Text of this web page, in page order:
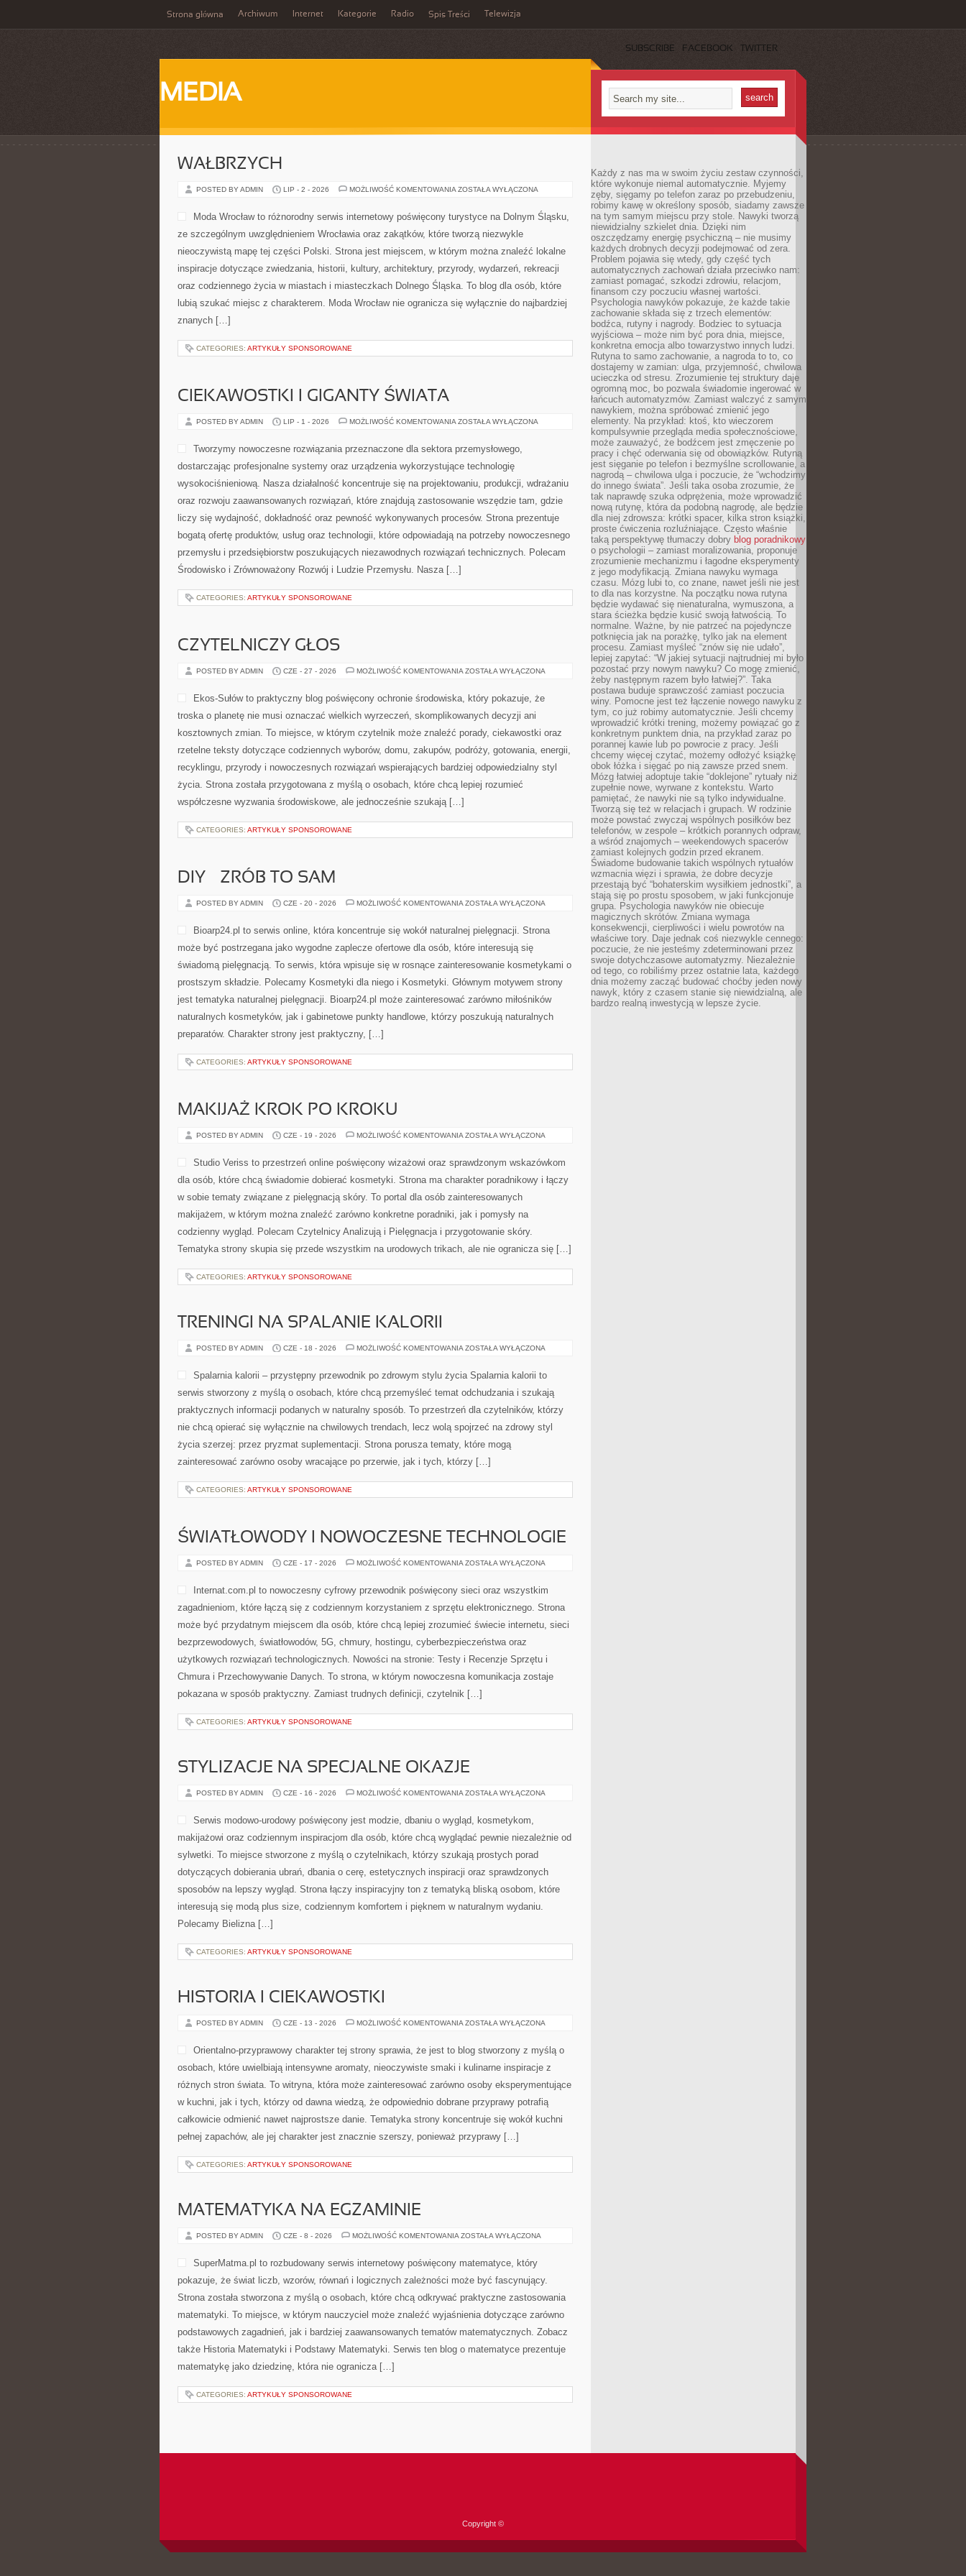
Strona główna Archiwum Internet Kategorie Radio Spis Treści Telewizja
SUBSCRIBE FACEBOOK TWITTER
MEDIA
WAŁBRZYCH
POSTED BY ADMIN LIP - 2 - 2026 MOŻLIWOŚĆ KOMENTOWANIA WAŁBRZYCH
ZOSTAŁA WYŁĄCZONA
Moda Wrocław to różnorodny serwis internetowy poświęcony turystyce na Dolnym Śląsku,
ze szczególnym uwzględnieniem Wrocławia oraz zakątków, które tworzą niezwykle
nieoczywistą mapę tej części Polski. Strona jest miejscem, w którym można znaleźć lokalne
inspiracje dotyczące zwiedzania, historii, kultury, architektury, przyrody, wydarzeń, rekreacji
oraz codziennego życia w miastach i miasteczkach Dolnego Śląska. To blog dla osób, które
lubią szukać miejsc z charakterem. Moda Wrocław nie ogranicza się wyłącznie do najbardziej
znanych […]
CATEGORIES: ARTYKUŁY SPONSOROWANE
CIEKAWOSTKI I GIGANTY ŚWIATA
POSTED BY ADMIN LIP - 1 - 2026 MOŻLIWOŚĆ KOMENTOWANIA CIEKAWOSTKI
ZOSTAŁA WYŁĄCZONA
Tworzymy nowoczesne rozwiązania przeznaczone dla sektora przemysłowego,
dostarczając profesjonalne systemy oraz urządzenia wykorzystujące technologię
wysokociśnieniową. Nasza działalność koncentruje się na projektowaniu, produkcji, wdrażaniu
oraz rozwoju zaawansowanych rozwiązań, które znajdują zastosowanie wszędzie tam, gdzie
liczy się wydajność, dokładność oraz pewność wykonywanych procesów. Strona prezentuje
bogatą ofertę produktów, usług oraz technologii, które odpowiadają na potrzeby nowoczesnego
przemysłu i przedsiębiorstw poszukujących niezawodnych rozwiązań technicznych. Polecam
Środowisko i Zrównoważony Rozwój i Ludzie Przemysłu. Nasza […]
CATEGORIES: ARTYKUŁY SPONSOROWANE
CZYTELNICZY GŁOS
POSTED BY ADMIN CZE - 27 - 2026 MOŻLIWOŚĆ KOMENTOWANIA CZYTELNICZY
ZOSTAŁA WYŁĄCZONA
Ekos-Sułów to praktyczny blog poświęcony ochronie środowiska, który pokazuje, że
troska o planetę nie musi oznaczać wielkich wyrzeczeń, skomplikowanych decyzji ani
kosztownych zmian. To miejsce, w którym czytelnik może znaleźć porady, ciekawostki oraz
rzetelne teksty dotyczące codziennych wyborów, domu, zakupów, podróży, gotowania, energii,
recyklingu, przyrody i nowoczesnych rozwiązań wspierających bardziej odpowiedzialny styl
życia. Strona została przygotowana z myślą o osobach, które chcą lepiej rozumieć
współczesne wyzwania środowiskowe, ale jednocześnie szukają […]
CATEGORIES: ARTYKUŁY SPONSOROWANE
DIY – ZRÓB TO SAM
POSTED BY ADMIN CZE - 20 - 2026 MOŻLIWOŚĆ KOMENTOWANIA DIY
TO
SAM
ZOSTAŁA WYŁĄCZONA
Bioarp24.pl to serwis online, która koncentruje się wokół naturalnej pielęgnacji. Strona
może być postrzegana jako wygodne zaplecze ofertowe dla osób, które interesują się
świadomą pielęgnacją. To serwis, która wpisuje się w rosnące zainteresowanie kosmetykami o
prostszym składzie. Polecamy Kosmetyki dla niego i Kosmetyki. Głównym motywem strony
jest tematyka naturalnej pielęgnacji. Bioarp24.pl może zainteresować zarówno miłośników
naturalnych kosmetyków, jak i gabinetowe punkty handlowe, którzy poszukują naturalnych
preparatów. Charakter strony jest praktyczny, […]
CATEGORIES: ARTYKUŁY SPONSOROWANE
MAKIJAŻ KROK PO KROKU
POSTED BY ADMIN CZE - 19 - 2026 MOŻLIWOŚĆ KOMENTOWANIA MAKIJAŻ
KROKU
ZOSTAŁA WYŁĄCZONA
Studio Veriss to przestrzeń online poświęcony wizażowi oraz sprawdzonym wskazówkom
dla osób, które chcą świadomie dobierać kosmetyki. Strona ma charakter poradnikowy i łączy
w sobie tematy związane z pielęgnacją skóry. To portal dla osób zainteresowanych
makijażem, w którym można znaleźć zarówno konkretne poradniki, jak i pomysły na
codzienny wygląd. Polecam Czytelnicy Analizują i Pielęgnacja i przygotowanie skóry.
Tematyka strony skupia się przede wszystkim na urodowych trikach, ale nie ogranicza się […]
CATEGORIES: ARTYKUŁY SPONSOROWANE
TRENINGI NA SPALANIE KALORII
POSTED BY ADMIN CZE - 18 - 2026 MOŻLIWOŚĆ KOMENTOWANIA TRENINGI
KALORII
ZOSTAŁA WYŁĄCZONA
Spalarnia kalorii – przystępny przewodnik po zdrowym stylu życia Spalarnia kalorii to
serwis stworzony z myślą o osobach, które chcą przemyśleć temat odchudzania i szukają
praktycznych informacji podanych w naturalny sposób. To przestrzeń dla czytelników, którzy
nie chcą opierać się wyłącznie na chwilowych trendach, lecz wolą spojrzeć na zdrowy styl
życia szerzej: przez pryzmat suplementacji. Strona porusza tematy, które mogą
zainteresować zarówno osoby wracające po przerwie, jak i tych, którzy […]
CATEGORIES: ARTYKUŁY SPONSOROWANE
ŚWIATŁOWODY I NOWOCZESNE TECHNOLOGIE
POSTED BY ADMIN CZE - 17 - 2026 MOŻLIWOŚĆ KOMENTOWANIA ŚWIATŁOWODY
TECHNOLOGIE
ZOSTAŁA WYŁĄCZONA
Internat.com.pl to nowoczesny cyfrowy przewodnik poświęcony sieci oraz wszystkim
zagadnieniom, które łączą się z codziennym korzystaniem z sprzętu elektronicznego. Strona
może być przydatnym miejscem dla osób, które chcą lepiej zrozumieć świecie internetu, sieci
bezprzewodowych, światłowodów, 5G, chmury, hostingu, cyberbezpieczeństwa oraz
użytkowych rozwiązań technologicznych. Nowości na stronie: Testy i Recenzje Sprzętu i
Chmura i Przechowywanie Danych. To strona, w którym nowoczesna komunikacja zostaje
pokazana w sposób praktyczny. Zamiast trudnych definicji, czytelnik […]
CATEGORIES: ARTYKUŁY SPONSOROWANE
STYLIZACJE NA SPECJALNE OKAZJE
POSTED BY ADMIN CZE - 16 - 2026 MOŻLIWOŚĆ KOMENTOWANIA STYLIZACJE
OKAZJE
ZOSTAŁA WYŁĄCZONA
Serwis modowo-urodowy poświęcony jest modzie, dbaniu o wygląd, kosmetykom,
makijażowi oraz codziennym inspiracjom dla osób, które chcą wyglądać pewnie niezależnie od
sylwetki. To miejsce stworzone z myślą o czytelnikach, którzy szukają prostych porad
dotyczących dobierania ubrań, dbania o cerę, estetycznych inspiracji oraz sprawdzonych
sposobów na lepszy wygląd. Strona łączy inspiracyjny ton z tematyką bliską osobom, które
interesują się modą plus size, codziennym komfortem i pięknem w naturalnym wydaniu.
Polecamy Bielizna […]
CATEGORIES: ARTYKUŁY SPONSOROWANE
HISTORIA I CIEKAWOSTKI
POSTED BY ADMIN CZE - 13 - 2026 MOŻLIWOŚĆ KOMENTOWANIA HISTORIA
ZOSTAŁA WYŁĄCZONA
Orientalno-przyprawowy charakter tej strony sprawia, że jest to blog stworzony z myślą o
osobach, które uwielbiają intensywne aromaty, nieoczywiste smaki i kulinarne inspiracje z
różnych stron świata. To witryna, która może zainteresować zarówno osoby eksperymentujące
w kuchni, jak i tych, którzy od dawna wiedzą, że odpowiednio dobrane przyprawy potrafią
całkowicie odmienić nawet najprostsze danie. Tematyka strony koncentruje się wokół kuchni
pełnej zapachów, ale jej charakter jest znacznie szerszy, ponieważ przyprawy […]
CATEGORIES: ARTYKUŁY SPONSOROWANE
MATEMATYKA NA EGZAMINIE
POSTED BY ADMIN CZE - 8 - 2026 MOŻLIWOŚĆ KOMENTOWANIA MATEMATYKA
ZOSTAŁA WYŁĄCZONA
SuperMatma.pl to rozbudowany serwis internetowy poświęcony matematyce, który
pokazuje, że świat liczb, wzorów, równań i logicznych zależności może być fascynujący.
Strona została stworzona z myślą o osobach, które chcą odkrywać praktyczne zastosowania
matematyki. To miejsce, w którym nauczyciel może znaleźć wyjaśnienia dotyczące zarówno
podstawowych zagadnień, jak i bardziej zaawansowanych tematów matematycznych. Zobacz
także Historia Matematyki i Podstawy Matematyki. Serwis ten blog o matematyce prezentuje
matematykę jako dziedzinę, która nie ogranicza […]
CATEGORIES: ARTYKUŁY SPONSOROWANE
Każdy z nas ma w swoim życiu zestaw czynności,
które wykonuje niemal automatycznie. Myjemy
zęby, sięgamy po telefon zaraz po przebudzeniu,
robimy kawę w określony sposób, siadamy zawsze
na tym samym miejscu przy stole. Nawyki tworzą
niewidzialny szkielet dnia. Dzięki nim
oszczędzamy energię psychiczną – nie musimy
każdych drobnych decyzji podejmować od zera.
Problem pojawia się wtedy, gdy część tych
automatycznych zachowań działa przeciwko nam:
zamiast pomagać, szkodzi zdrowiu, relacjom,
finansom czy poczuciu własnej wartości.
Psychologia nawyków pokazuje, że każde takie
zachowanie składa się z trzech elementów:
bodźca, rutyny i nagrody. Bodziec to sytuacja
wyjściowa – może nim być pora dnia, miejsce,
konkretna emocja albo towarzystwo innych ludzi.
Rutyna to samo zachowanie, a nagroda to to, co
dostajemy w zamian: ulga, przyjemność, chwilowa
ucieczka od stresu. Zrozumienie tej struktury daje
ogromną moc, bo pozwala świadomie ingerować w
łańcuch automatyzmów. Zamiast walczyć z samym
nawykiem, można spróbować zmienić jego
elementy. Na przykład: ktoś, kto wieczorem
kompulsywnie przegląda media społecznościowe,
może zauważyć, że bodźcem jest zmęczenie po
pracy i chęć oderwania się od obowiązków. Rutyną
jest sięganie po telefon i bezmyślne scrollowanie, a
nagrodą – chwilowa ulga i poczucie, że “wchodzimy
do innego świata”. Jeśli taka osoba zrozumie, że
tak naprawdę szuka odprężenia, może wprowadzić
nową rutynę, która da podobną nagrodę, ale będzie
dla niej zdrowsza: krótki spacer, kilka stron książki,
proste ćwiczenia rozluźniające. Często właśnie
taką perspektywę tłumaczy dobry blog poradnikowy
o psychologii – zamiast moralizowania, proponuje
zrozumienie mechanizmu i łagodne eksperymenty
z jego modyfikacją. Zmiana nawyku wymaga
czasu. Mózg lubi to, co znane, nawet jeśli nie jest
to dla nas korzystne. Na początku nowa rutyna
będzie wydawać się nienaturalna, wymuszona, a
stara ścieżka będzie kusić swoją łatwością. To
normalne. Ważne, by nie patrzeć na pojedyncze
potknięcia jak na porażkę, tylko jak na element
procesu. Zamiast myśleć “znów się nie udało”,
lepiej zapytać: “W jakiej sytuacji najtrudniej mi było
pozostać przy nowym nawyku? Co mogę zmienić,
żeby następnym razem było łatwiej?”. Taka
postawa buduje sprawczość zamiast poczucia
winy. Pomocne jest też łączenie nowego nawyku z
tym, co już robimy automatycznie. Jeśli chcemy
wprowadzić krótki trening, możemy powiązać go z
konkretnym punktem dnia, na przykład zaraz po
porannej kawie lub po powrocie z pracy. Jeśli
chcemy więcej czytać, możemy odłożyć książkę
obok łóżka i sięgać po nią zawsze przed snem.
Mózg łatwiej adoptuje takie “doklejone” rytuały niż
zupełnie nowe, wyrwane z kontekstu. Warto
pamiętać, że nawyki nie są tylko indywidualne.
Tworzą się też w relacjach i grupach. W rodzinie
może powstać zwyczaj wspólnych posiłków bez
telefonów, w zespole – krótkich porannych odpraw,
a wśród znajomych – weekendowych spacerów
zamiast kolejnych godzin przed ekranem.
Świadome budowanie takich wspólnych rytuałów
wzmacnia więzi i sprawia, że dobre decyzje
przestają być “bohaterskim wysiłkiem jednostki”, a
stają się po prostu sposobem, w jaki funkcjonuje
grupa. Psychologia nawyków nie obiecuje
magicznych skrótów. Zmiana wymaga
konsekwencji, cierpliwości i wielu powrotów na
właściwe tory. Daje jednak coś niezwykle cennego:
poczucie, że nie jesteśmy zdeterminowani przez
swoje dotychczasowe automatyzmy. Niezależnie
od tego, co robiliśmy przez ostatnie lata, każdego
dnia możemy zacząć budować choćby jeden nowy
nawyk, który z czasem stanie się niewidzialną, ale
bardzo realną inwestycją w lepsze życie.
Copyright ©